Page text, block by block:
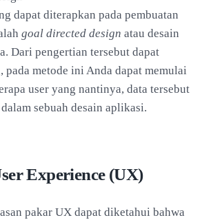
dapat diterapkan pada pembuatan
goal directed design atau desain
Dari pengertian tersebut dapat
pada metode ini Anda dapat memulai
user yang nantinya, data tersebut
sebuah desain aplikasi.
Experience (UX)
pakar UX dapat diketahui bahwa